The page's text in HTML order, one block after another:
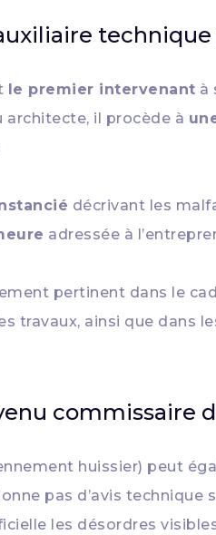
le premier intervenant à
il procède à
décrivant les
adressée à
pertinent dans le
travaux, ainsi que dans
huissier) peut
pas d’avis
les désordres